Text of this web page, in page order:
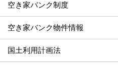
空き家バンク制度
空き家バンク物件情報
国土利用計画法